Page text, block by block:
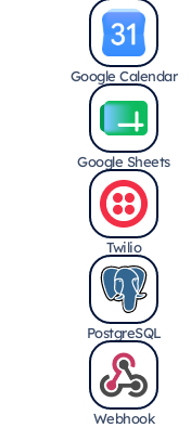
Google Calendar
Google Sheets
Twilio
PostgreSQL
Webhook